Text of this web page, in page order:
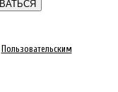
Пользовательским